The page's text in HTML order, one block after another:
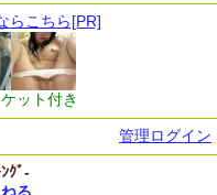
らこちら[PR]
ット付き
管理ログイン
ｸﾞ-